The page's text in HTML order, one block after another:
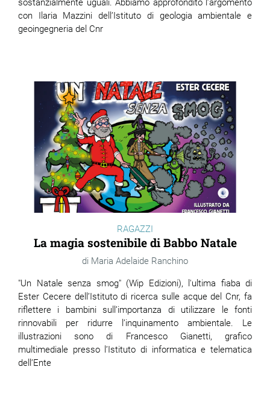
sostanzialmente uguali. Abbiamo approfondito l’argomento
con Ilaria Mazzini dell’Istituto di geologia ambientale e
geoingegneria del Cnr
RAGAZZI
La magia sostenibile di Babbo Natale
Maria Adelaide Ranchino
"Un Natale senza smog" (Wip Edizioni), l'ultima fiaba di
Ester Cecere dell’Istituto di ricerca sulle acque del Cnr, fa
riflettere i bambini sull’importanza di utilizzare le fonti
rinnovabili per ridurre l’inquinamento ambientale. Le
illustrazioni sono di Francesco Gianetti, grafico
multimediale presso l’Istituto di informatica e telematica
dell’Ente